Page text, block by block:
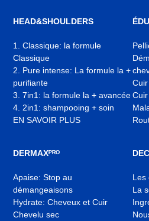
onglet
HEAD&SHOULDERS
1. Classique: la formule
Classique
2. Pure intense: La formule la +
purifiante
3. 7in1: la formule la + avancée
4. 2in1: shampooing + soin
EN SAVOIR PLUS
DERMAXᴾᴿᴼ
Apaise: Stop au
démangeaisons
Hydrate: Cheveux et Cuir
Chevelu sec
Les
La